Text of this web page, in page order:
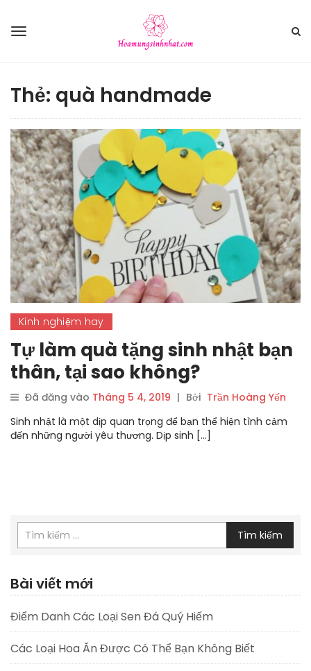
Thẻ: quà handmade
Kinh nghiệm hay
Tự làm quà tặng sinh nhật bạn
thân, tại sao không?
Đã đăng vào Tháng 5 4, 2019 | Bởi Trần Hoàng Yến
Sinh nhật là một dịp quan trọng để bạn thể hiện tình cảm
đến những người yêu thương. Dịp sinh […]
Tìm kiếm
Bài viết mới
Điểm Danh Các Loại Sen Đá Quý Hiếm
Các Loại Hoa Ăn Được Có Thể Bạn Không Biết